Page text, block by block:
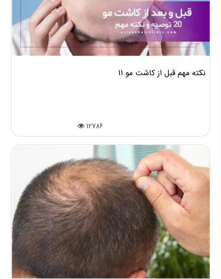
11 نکته مهم قبل از کاشت مو
12786